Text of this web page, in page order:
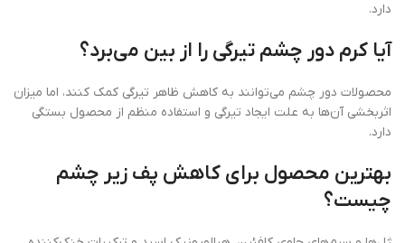
دارد.
آیا کرم دور چشم تیرگی را از بین می‌برد؟
محصولات دور چشم می‌توانند به کاهش ظاهر تیرگی کمک کنند، اما میزان
اثربخشی آن‌ها به علت ایجاد تیرگی و استفاده منظم از محصول بستگی
دارد.
بهترین محصول برای کاهش پف زیر چشم
چیست؟